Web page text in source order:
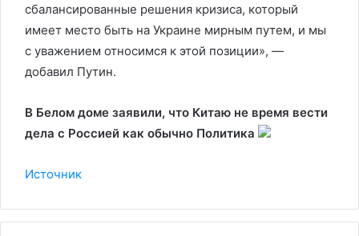
сбалансированные решения кризиса, который
имеет место быть на Украине мирным путем, и мы
с уважением относимся к этой позиции», —
добавил Путин.
В Белом доме заявили, что Китаю не время вести
дела с Россией как обычно Политика
Источник